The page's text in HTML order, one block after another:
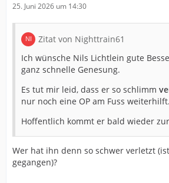
25. Juni 2026 um 14:30
Zitat von Nighttrain61
Ich wünsche Nils Lichtlein gute
ganz schnelle Genesung.
Es tut mir leid, dass er so schlimm
nur noch eine OP am Fuss weiterhilft.
Hoffentlich kommt er bald wieder
Wer hat ihn denn so schwer verletzt
gegangen)?